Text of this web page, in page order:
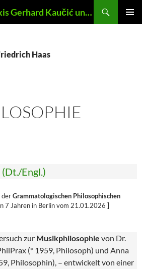
Philosophische Praxis Gerhard Kaučić und Anna Lydia Huber
Haas
(Dt./Engl.)
derGrammatologischen Philosophischen
7 Jahren in Berlin vom 21.01.2026 ]
zur Musikphilosophie von Dr.
(* 1959, Philosoph) und Anna
Philosophin), – entwickelt von einer